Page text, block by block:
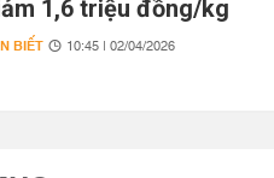
1,6 triệu đồng/kg
BIẾT 10:45 | 02/04/2026